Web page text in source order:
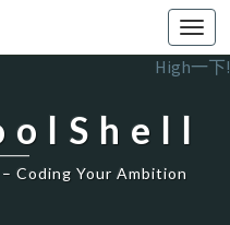
High一下!
– Coding Your Ambition